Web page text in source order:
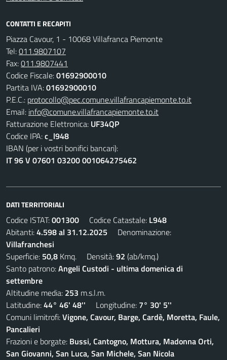
CONTATTI E RECAPITI
Piazza Cavour, 1 - 10068 Villafranca Piemonte
Tel:011.9807107
Fax:011.9807441
Codice Fiscale:01692900010
Partita IVA:01692900010
P.E.C.: protocollo@pec.comune.villafrancapiemonte.to.it
Email: info@comune.villafrancapiemonte.to.it
Fatturazione Elettronica: UF34QP
Codice IPA:c_l948
IBAN (per i vostri bonifici bancari):
IT 96 V 07601 03200 001064275462
DATI TERRITORIALI
Codice ISTAT:001300 Codice Catastale: L948
Abitanti:4.598 al 31.12.2025 Denominazione:
Villafranchesi
Superficie: 50,8 Kmq. Densità:92 (ab/kmq.)
Santo patrono:Angeli Custodi - ultima domenica di
settembre
Altitudine media: 253 m.s.l.m.
Latitudine:44° 46' 48'' Longitudine: 7° 30' 5''
Comuni limitrofi:Vigone, Cavour, Barge, Cardè, Moretta, Faule,
Pancalieri
Frazioni e borgate: Bussi, Cantogno, Mottura, Madonna Orti,
San Giovanni, San Luca, San Michele, San Nicola